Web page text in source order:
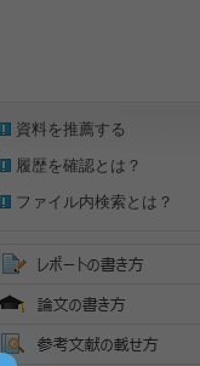
資料を推薦する
履歴を確認とは？
ファイル内検索とは？